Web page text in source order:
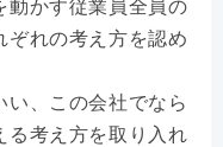
動かす従業員全員の
ぞれの考え方を認め
い、この会社でなら
る考え方を取り入れ